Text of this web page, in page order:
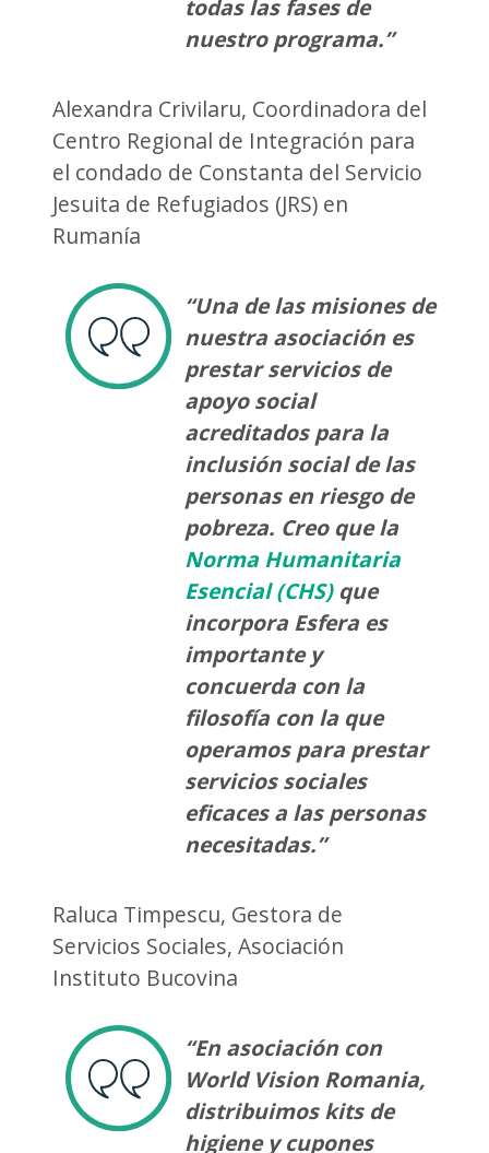
todas las fases de
nuestro programa.”
Alexandra Crivilaru, Coordinadora del
Centro Regional de Integración para
el condado de Constanta del Servicio
Jesuita de Refugiados (JRS) en
Rumanía
“Una de las misiones de
nuestra asociación es
prestar servicios de
apoyo social
acreditados para la
inclusión social de las
personas en riesgo de
pobreza. Creo que la
Norma Humanitaria
Esencial (CHS)que
incorpora Esfera es
importante y
concuerda con la
filosofía con la que
operamos para prestar
servicios sociales
eficaces a las personas
necesitadas.”
Raluca Timpescu, Gestora de
Servicios Sociales, Asociación
Instituto Bucovina
“En asociación con
World Vision Romania,
distribuimos kits de
higiene y cupones